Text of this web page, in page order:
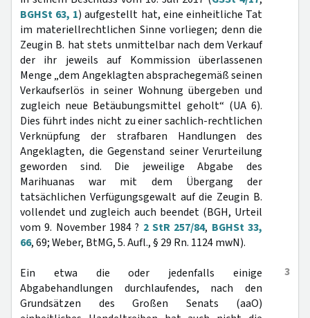
BGHSt 63, 1) aufgestellt hat, eine einheitliche Tat
im materiellrechtlichen Sinne vorliegen; denn die
Zeugin B. hat stets unmittelbar nach dem Verkauf
der ihr jeweils auf Kommission überlassenen
Menge „dem Angeklagten absprachegemäß seinen
Verkaufserlös in seiner Wohnung übergeben und
zugleich neue Betäubungsmittel geholt“ (UA 6).
Dies führt indes nicht zu einer sachlich-rechtlichen
Verknüpfung der strafbaren Handlungen des
Angeklagten, die Gegenstand seiner Verurteilung
geworden sind. Die jeweilige Abgabe des
Marihuanas war mit dem Übergang der
tatsächlichen Verfügungsgewalt auf die Zeugin B.
vollendet und zugleich auch beendet (BGH, Urteil
vom 9. November 1984 ? 2 StR 257/84, BGHSt 33,
66, 69; Weber, BtMG, 5. Aufl., § 29 Rn. 1124 mwN).
3
Ein etwa die oder jedenfalls einige
Abgabehandlungen durchlaufendes, nach den
Grundsätzen des Großen Senats (aaO)